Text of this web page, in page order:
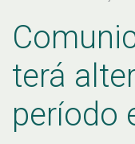
terá
período